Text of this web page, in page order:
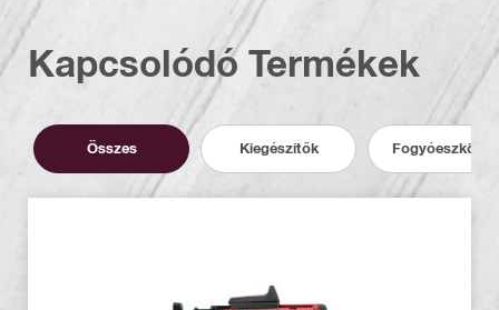
Kapcsolódó Termékek
Összes Kiegészítők Fogyóeszközök